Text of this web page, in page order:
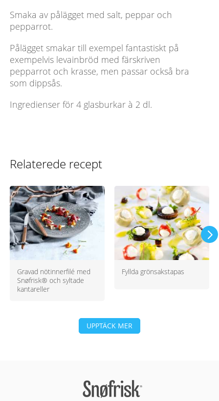
Smaka av pålägget med salt, peppar och
pepparrot.
Pålägget smakar till exempel fantastiskt på
exempelvis levainbröd med färskriven
pepparrot och krasse, men passar också bra
som dippsås.
Ingredienser för 4 glasburkar à 2 dl.
Relaterede recept
Gravad nötinnerfilé med
Snøfrisk® och syltade
kantareller
Fyllda grönsakstapas
UPPTÄCK MER